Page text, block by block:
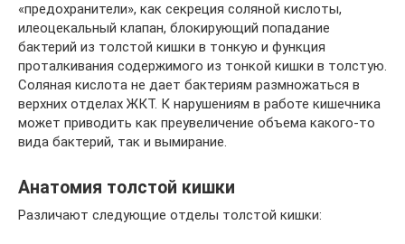
«предохранители», как секреция соляной кислоты,
илеоцекальный клапан, блокирующий попадание
бактерий из толстой кишки в тонкую и функция
проталкивания содержимого из тонкой кишки в толстую.
Соляная кислота не дает бактериям размножаться в
верхних отделах ЖКТ. К нарушениям в работе кишечника
может приводить как преувеличение объема какого-то
вида бактерий, так и вымирание.
Анатомия толстой кишки
Различают следующие отделы толстой кишки: